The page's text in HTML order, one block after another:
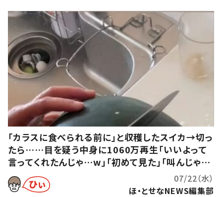
「カラスに食べられる前に」と収穫したスイカ→切っ
たら……目を疑う中身に1060万再生「いいよって
言ってくれたんじゃ…w」「初めて見た」「叫んじゃい
ました」
07/22（水）
ほ・とせなNEWS編集部